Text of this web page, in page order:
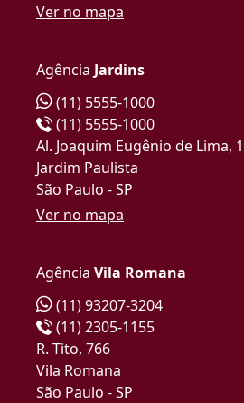
Ver no mapa
Agência Jardins
(11) 5555-1000
(11) 5555-1000
Al. Joaquim Eugênio de Lima,
Jardim Paulista
São Paulo - SP
Ver no mapa
Agência Vila Romana
(11) 93207-3204
(11) 2305-1155
R. Tito, 766
Vila Romana
São Paulo - SP